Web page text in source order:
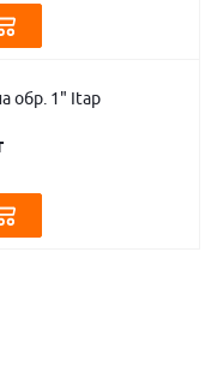
обр. 1" Itap